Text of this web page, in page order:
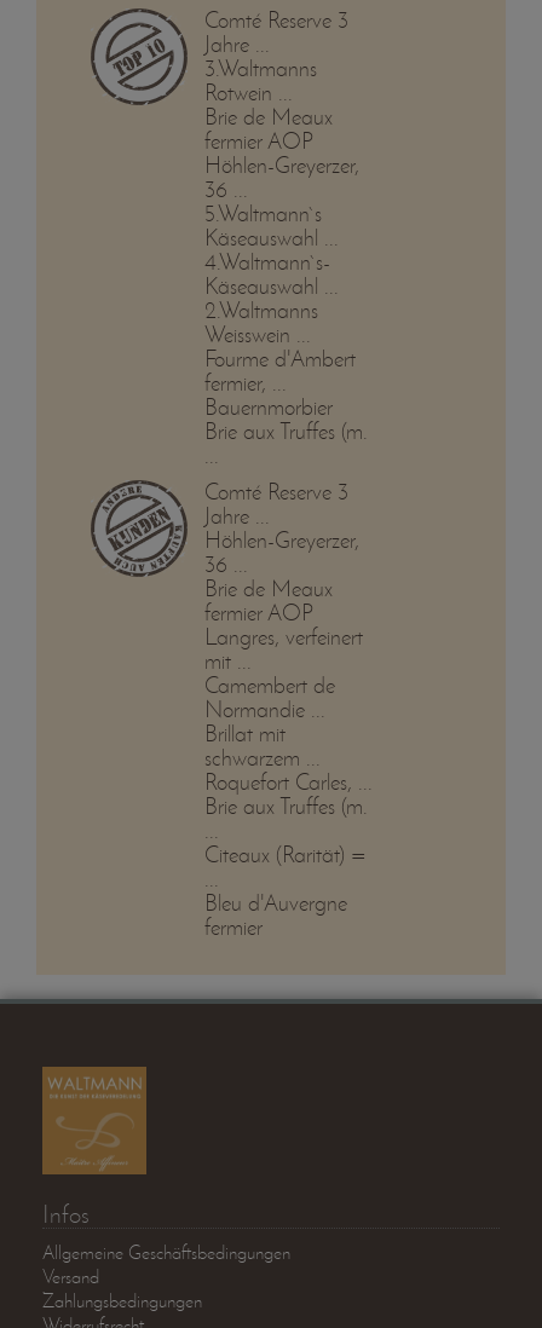
Comté Reserve 3
Jahre ...
3.Waltmanns
Rotwein ...
Brie de Meaux
fermier AOP
Höhlen-Greyerzer,
36 ...
5.Waltmann`s
Käseauswahl ...
4.Waltmann`s-
Käseauswahl ...
2.Waltmanns
Weisswein ...
Fourme d'Ambert
fermier, ...
Bauernmorbier
Brie aux Truffes (m.
...
Comté Reserve 3
Jahre ...
Höhlen-Greyerzer,
36 ...
Brie de Meaux
fermier AOP
Langres, verfeinert
mit ...
Camembert de
Normandie ...
Brillat mit
schwarzem ...
Roquefort Carles, ...
Brie aux Truffes (m.
...
Citeaux (Rarität) =
...
Bleu d'Auvergne
fermier
Infos
Allgemeine Geschäftsbedingungen
Versand
Zahlungsbedingungen